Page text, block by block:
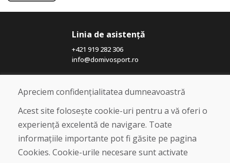
Linia de asistență
+421 919 282 306
info@domivosport.ro
Despre noi
Despre noi
Magazin
Apreciem confidențialitatea dumneavoastră
Acest site folosește cookie-uri pentru a vă oferi o
experiență excelentă de navigare. Toate
informațiile importante pot fi găsite pe pagina
Cookies. Cookie-urile necesare sunt activate